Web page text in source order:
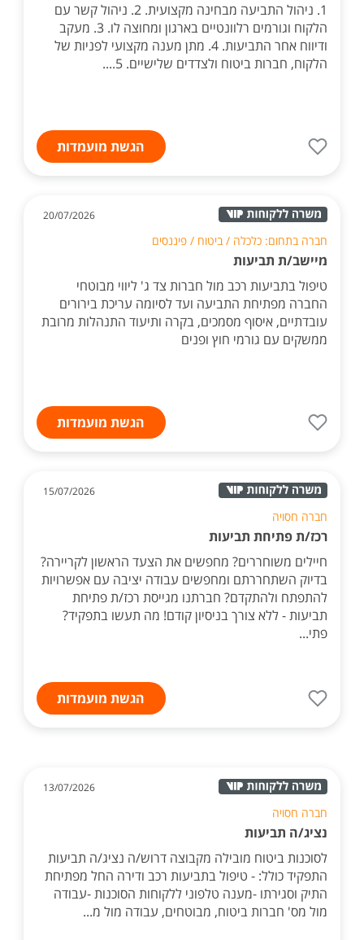
1. ניהול התביעה מבחינה מקצועית. 2. ניהול קשר עם
הלקוח וגורמים רלוונטיים בארגון ומחוצה לו. 3. מעקב
ודיווח אחר התביעות. 4. מתן מענה מקצועי לפניות של
הלקוח, חברות ביטוח ולצדדים שלישיים. 5....
הגשת מועמדות
20/07/2026
חברה בתחום: כלכלה / ביטוח / פיננסים
מיישב/ת תביעות
טיפול בתביעות רכב מול חברות צד ג' ליווי מבוטחי
החברה מפתיחת התביעה ועד לסיומה עריכת בירורים
עובדתיים, איסוף מסמכים, בקרה ותיעוד התנהלות מרובת
ממשקים עם גורמי חוץ ופנים
הגשת מועמדות
15/07/2026
חברה חסויה
רכז/ת פתיחת תביעות
חיילים משוחררים? מחפשים את הצעד הראשון לקריירה?
בדיוק השתחררתם ומחפשים עבודה יציבה עם אפשרויות
להתפתח ולהתקדם? חברתנו מגייסת רכז/ת פתיחת
תביעות - ללא צורך בניסיון קודם! מה תעשו בתפקיד?
פתי...
הגשת מועמדות
13/07/2026
חברה חסויה
נציג/ה תביעות
לסוכנות ביטוח מובילה מקבוצה דרוש/ה נציג/ה תביעות
התפקיד כולל: - טיפול בתביעות רכב ודירה החל מפתיחת
התיק וסגירתו -מענה טלפוני ללקוחות הסוכנות -עבודה
מול מס' חברות ביטוח, מבוטחים, עבודה מול מ...